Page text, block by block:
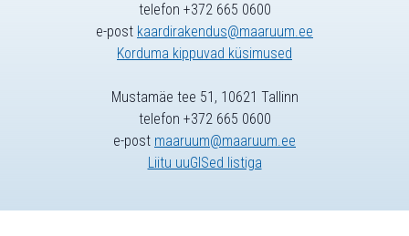
telefon +372 665 0600
e-post kaardirakendus@maaruum.ee
Korduma kippuvad küsimused
Mustamäe tee 51, 10621 Tallinn
telefon +372 665 0600
e-post maaruum@maaruum.ee
Liitu uuGISed listiga